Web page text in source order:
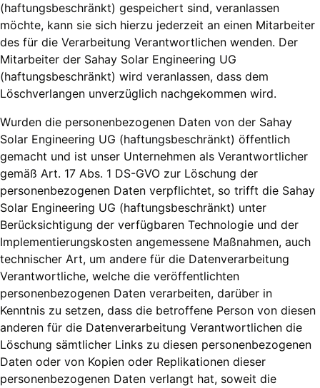
(haftungsbeschränkt) gespeichert sind, veranlassen
möchte, kann sie sich hierzu jederzeit an einen Mitarbeiter
des für die Verarbeitung Verantwortlichen wenden. Der
Mitarbeiter der Sahay Solar Engineering UG
(haftungsbeschränkt) wird veranlassen, dass dem
Löschverlangen unverzüglich nachgekommen wird.
Wurden die personenbezogenen Daten von der Sahay
Solar Engineering UG (haftungsbeschränkt) öffentlich
gemacht und ist unser Unternehmen als Verantwortlicher
gemäß Art. 17 Abs. 1 DS-GVO zur Löschung der
personenbezogenen Daten verpflichtet, so trifft die Sahay
Solar Engineering UG (haftungsbeschränkt) unter
Berücksichtigung der verfügbaren Technologie und der
Implementierungskosten angemessene Maßnahmen, auch
technischer Art, um andere für die Datenverarbeitung
Verantwortliche, welche die veröffentlichten
personenbezogenen Daten verarbeiten, darüber in
Kenntnis zu setzen, dass die betroffene Person von diesen
anderen für die Datenverarbeitung Verantwortlichen die
Löschung sämtlicher Links zu diesen personenbezogenen
Daten oder von Kopien oder Replikationen dieser
personenbezogenen Daten verlangt hat, soweit die